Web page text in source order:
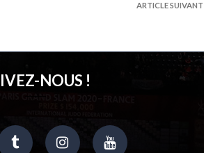
ARTICLE SUIVANT
NOUS !